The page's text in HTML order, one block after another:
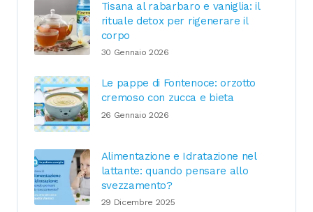
Tisana al rabarbaro e vaniglia: il
rituale detox per rigenerare il
corpo
30 Gennaio 2026
Le pappe di Fontenoce: orzotto
cremoso con zucca e bieta
26 Gennaio 2026
Alimentazione e Idratazione nel
lattante: quando pensare allo
svezzamento?
29 Dicembre 2025